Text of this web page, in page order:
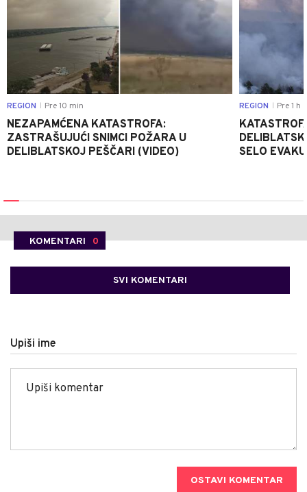
REGION Pre 10 min
NEZAPAMĆENA KATASTROFA:
ZASTRAŠUJUĆI SNIMCI POŽARA U
DELIBLATSKOJ PEŠČARI (VIDEO)
REGION Pre 1 h
SELO
KOMENTARI 0
SVI KOMENTARI
Upiši ime
OSTAVI KOMENTAR